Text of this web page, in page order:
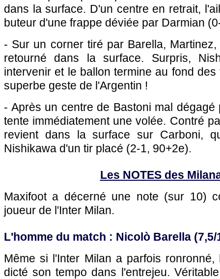
dans la surface. D'un centre en retrait,
buteur d'une frappe déviée par Darmian
- Sur un corner tiré par Barella,
retourné dans la surface. Surpris,
intervenir et le ballon termine au fond
superbe geste de l'Argentin !
- Après un centre de Bastoni mal
tente immédiatement une volée. Contré
revient dans la surface sur Carboni,
Nishikawa d'un tir placé (2-1, 90+2e).
Les NOTES des
Maxifoot a décerné une note (sur 10)
joueur de l'Inter Milan.
L'homme du match : Nicolò Barella (7,5/
Même si l'Inter Milan a parfois
dicté son tempo dans l'entrejeu.